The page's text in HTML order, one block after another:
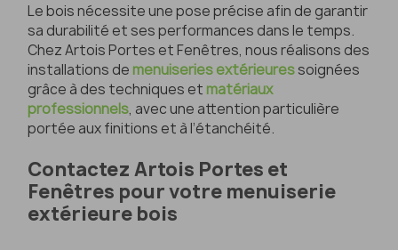
Le bois nécessite une pose précise afin de garantir
sa durabilité et ses performances dans le temps.
Chez Artois Portes et Fenêtres, nous réalisons des
installations de menuiseries extérieuressoignées
grâce à des techniques et matériaux
professionnels, avec une attention particulière
portée aux finitions et à l’étanchéité.
Contactez Artois Portes et
Fenêtres pour votre menuiserie
extérieure bois